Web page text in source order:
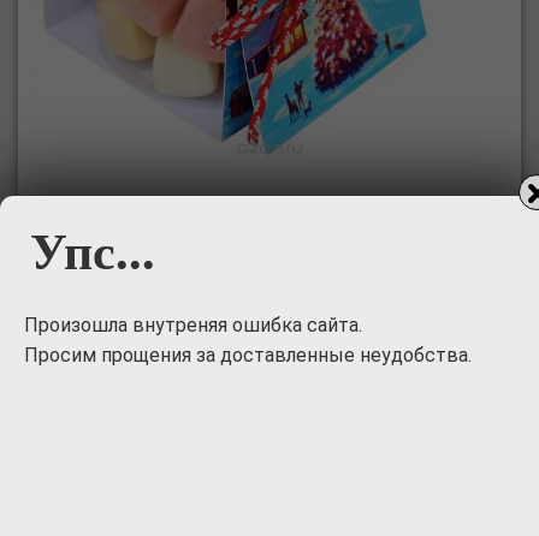
новогодний подарок.
300 руб.
Упс...
Произошла внутреняя ошибка сайта.
Просим прощения за доставленные неудобства.